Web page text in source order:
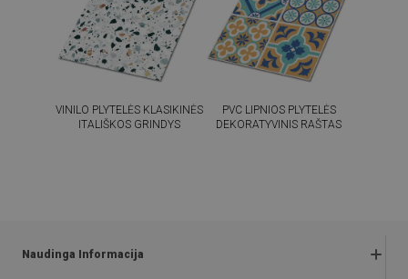
VINILO PLYTELĖS KLASIKINĖS
ITALIŠKOS GRINDYS
PVC LIPNIOS PLYTELĖS
DEKORATYVINIS RAŠTAS
Naudinga Informacija